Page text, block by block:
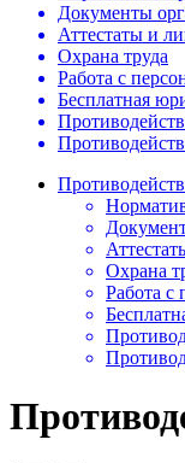
Документы
Аттестаты и
Охрана труда
Работа с
Бесплатная
Охрана
Работа